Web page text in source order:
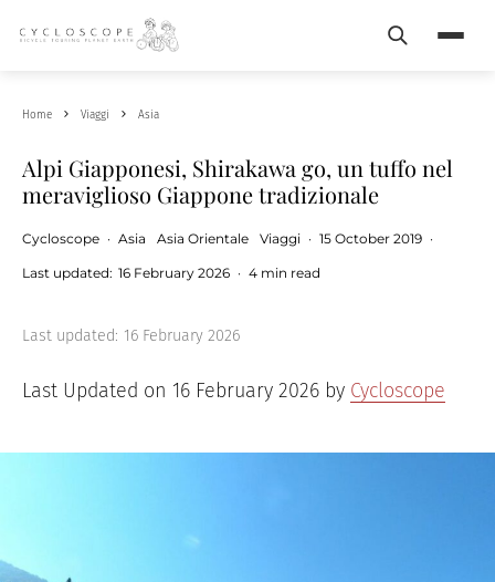
Search
Home Viaggi Asia
Alpi Giapponesi, Shirakawa go, un tuffo nel
meraviglioso Giappone tradizionale
Cycloscope · Asia Asia Orientale Viaggi · 15 October 2019 ·
Last updated: 16 February 2026 · 4 min read
Last updated: 16 February 2026
Last Updated on 16 February 2026 by Cycloscope